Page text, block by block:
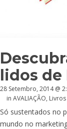
lidos
28 Setembro, 2014 @
in AVALIAÇÃO,
Só sustentados no
mundo no